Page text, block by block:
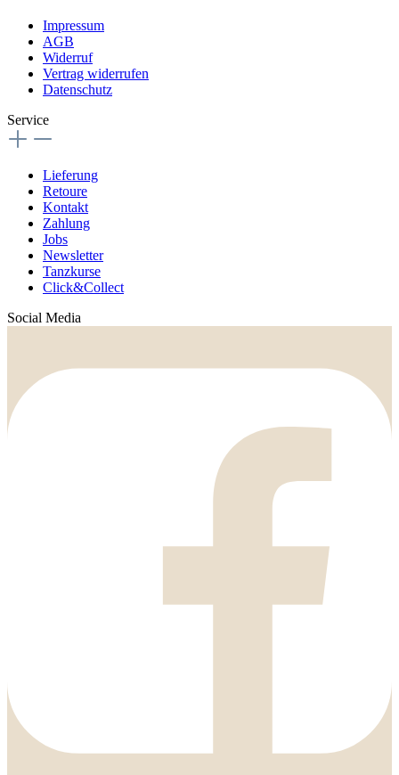
Impressum
AGB
Widerruf
Vertrag widerrufen
Datenschutz
Service
Lieferung
Retoure
Kontakt
Zahlung
Jobs
Newsletter
Tanzkurse
Click&Collect
Social Media